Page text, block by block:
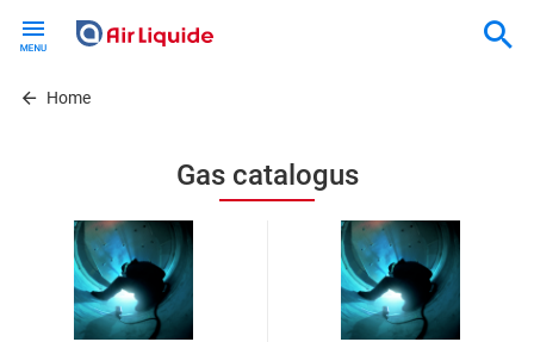
contentHome
Gas catalogus